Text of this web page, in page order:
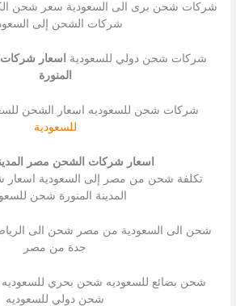
شركات شحن برى الى السعودية سعر شحن
شركات الشحن إلى
شركات شحن دولي للسعودية
اسعار
المنورة
شركات شحن للسعوديه اسعار الشحن
للسعودية
اسعار شركات الشحن مصر
تكلفة شحن من مصر إلى السعودية
المدينة المنورة شحن
شحن الى السعودية من مصر شحن الى
جدة من مصر
شحن بضائع للسعوديه شحن بحري
شحن دولي للسعوديه